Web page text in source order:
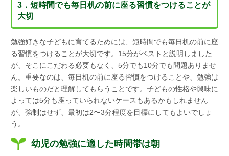
3．短時間でも毎日机の前に座る習慣をつけることが
大切
勉強好きな子どもに育てるためには、短時間でも毎日机の前に座
る習慣をつけることが大切です。15分がベストと説明しました
が、そこにこだわる必要もなく、5分でも10分でも問題ありませ
ん。重要なのは、毎日机の前に座る習慣をつけることや、勉強は
楽しいものだと理解してもらうことです。子どもの性格や興味に
よっては5分も座っていられないケースもあるかもしれません
が、強制はせず、最初は2〜3分程度を目標にしてもよいでしょ
う。
幼児の勉強に適した時間帯は朝